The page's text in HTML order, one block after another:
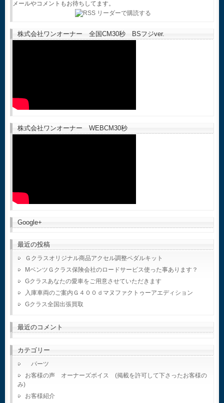
メールやコメントもお待ちしてます。
株式会社ワンオーナー 全国CM30秒 BSフジver.
株式会社ワンオーナー WEBCM30秒
Google+
最近の投稿
Ｇクラスオリジナル商品アクセル調整ペダルキット
MベンツＧクラス保険会社のロードサービス使った事あります？
Gクラスあなたの愛車をご用意させていただきます
入庫車両のご案内Ｇ４００ｄマヌファクトゥーアエディション
Gクラス全国出張買取
最近のコメント
カテゴリー
パーツ
お客様の声 オーナーズボイス (掲載を許可して下さったお客様の
み)
お客様紹介